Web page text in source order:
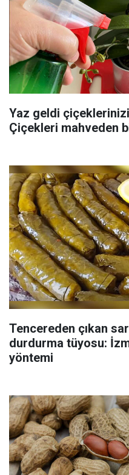
Yaz geldi
Çiçekleri mahveden
Tencereden çıkan
durdurma tüyosu:
yöntemi